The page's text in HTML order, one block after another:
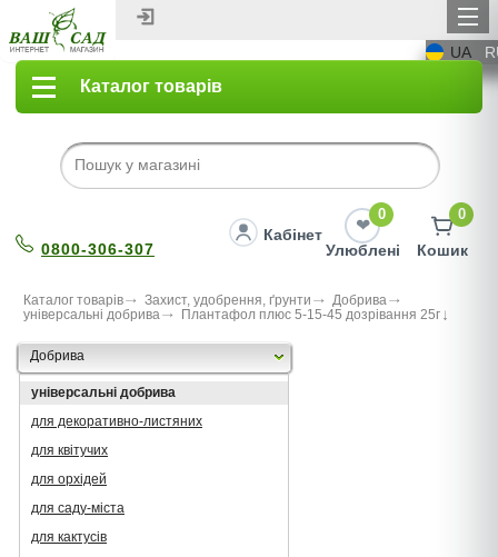
UA
Каталог товарів
0800-306-307
Кабінет
0
Улюблені
0
Кошик
Каталог товарів Захист, удобрення, ґрунти
Добрива
універсальні добрива
Плантафол плюс 5-15-45 дозрівання 25г
Добрива
універсальні добрива
для декоративно-листяних
для квітучих
для орхідей
для саду-міста
для кактусів